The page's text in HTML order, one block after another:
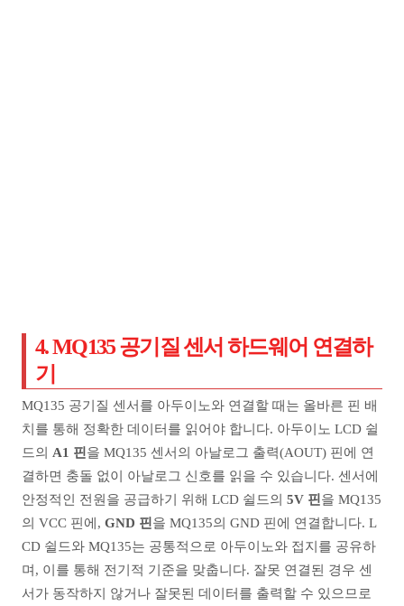
4. MQ135 공기질 센서 하드웨어 연결하
기
MQ135 공기질 센서를 아두이노와 연결할 때는 올바른 핀 배
치를 통해 정확한 데이터를 읽어야 합니다. 아두이노 LCD 쉴
드의 A1 핀 을 MQ135 센서의 아날로그 출력(AOUT) 핀에 연
결하면 충돌 없이 아날로그 신호를 읽을 수 있습니다. 센서에
안정적인 전원을 공급하기 위해 LCD 쉴드의 5V 핀 을 MQ135
의 VCC 핀에, GND 핀 을 MQ135의 GND 핀에 연결합니다. L
CD 쉴드와 MQ135는 공통적으로 아두이노와 접지를 공유하
며, 이를 통해 전기적 기준을 맞춥니다. 잘못 연결된 경우 센
서가 동작하지 않거나 잘못된 데이터를 출력할 수 있으므로